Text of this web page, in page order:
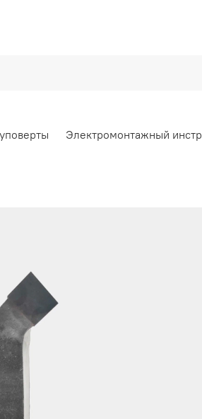
Электромонтажный